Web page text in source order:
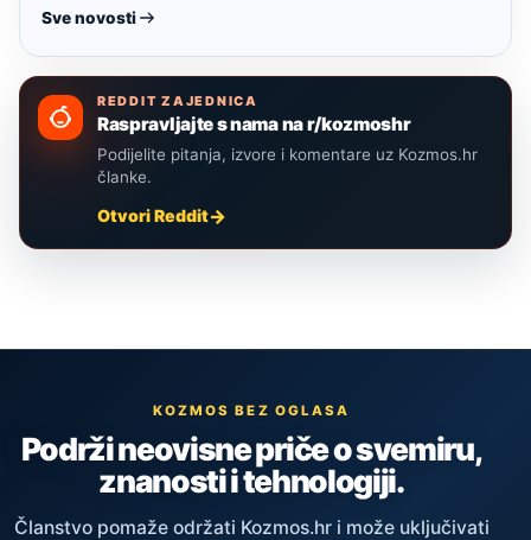
Sve novosti
REDDIT ZAJEDNICA
Raspravljajte s nama na r/kozmoshr
Podijelite pitanja, izvore i komentare uz Kozmos.hr
članke.
Otvori Reddit
KOZMOS BEZ OGLASA
Podrži neovisne priče o svemiru,
znanosti i tehnologiji.
Članstvo pomaže održati Kozmos.hr i može uključivati